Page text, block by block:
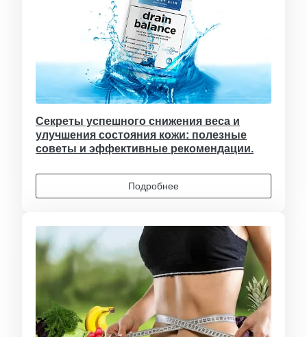
Секреты успешного снижения веса и
улучшения состояния кожи: полезные
советы и эффективные рекомендации.
Подробнее